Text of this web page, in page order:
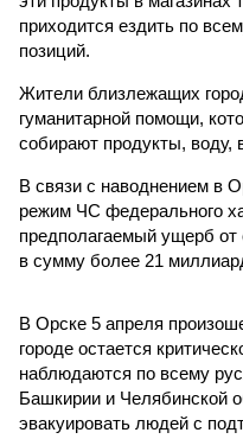
приходится ездить по
позиций.
Жители близлежащих
гуманитарной помощи,
собирают продукты, воду,
В связи с наводнением в
режим ЧС федерального
предполагаемый ущерб от
в сумму более 21
В Орске 5 апреля
городе остается
наблюдаются по всему
Башкирии и Челябинской
эвакуировать людей с